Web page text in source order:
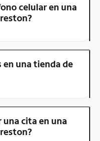
celular en una
una tienda de
una cita en una